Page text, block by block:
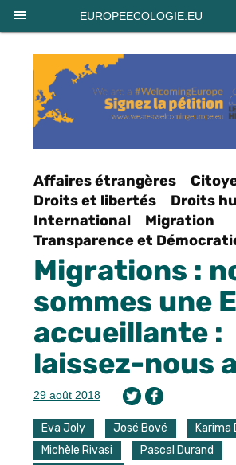
EUROPEECOLOGIE.EU
Affaires étrangères
Droits et libertés
Droits
International
Migration
Transparence et
Migrations :
sommes une
accueillante :
laissez-nous
29 août 2018
Eva Joly José Bové
Karima
Michèle Rivasi
Pascal Durand